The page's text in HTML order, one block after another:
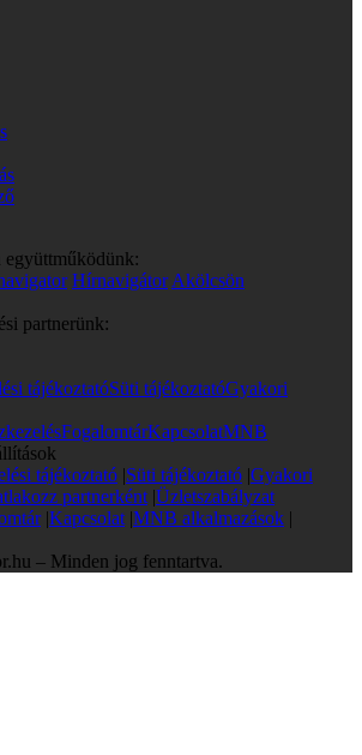
Hírnavigátor Akölcsön
partnerünk:
tájékoztatóSüti tájékoztatóGyakori
FogalomtárKapcsolatMNB
tájékoztató |Süti tájékoztató |Gyakori
partnerként |Üzletszabályzat
|Kapcsolat |MNB alkalmazások |
– Minden jog fenntartva.